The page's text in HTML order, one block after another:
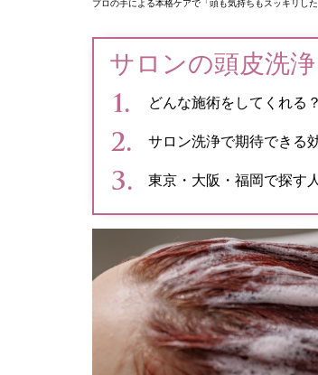
プロの手による本格ケアで「頭も気持ちもスッキリし
サロンの頭皮洗浄
どんな施術をしてくれる
サロン洗浄で期待できる
東京・大阪・福岡で探す